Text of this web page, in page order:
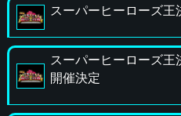
スーパーヒーローズ
スーパーヒーローズ王
開催決定